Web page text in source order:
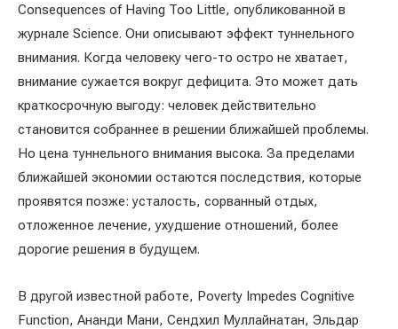
Consequences of Having Too Little, опубликованной в
журнале Science. Они описывают эффект туннельного
внимания. Когда человеку чего-то остро не хватает,
внимание сужается вокруг дефицита. Это может дать
краткосрочную выгоду: человек действительно
становится собраннее в решении ближайшей проблемы.
Но цена туннельного внимания высока. За пределами
ближайшей экономии остаются последствия, которые
проявятся позже: усталость, сорванный отдых,
отложенное лечение, ухудшение отношений, более
дорогие решения в будущем.
В другой известной работе, Poverty Impedes Cognitive
Function, Ананди Мани, Сендхил Муллайнатан, Эльдар